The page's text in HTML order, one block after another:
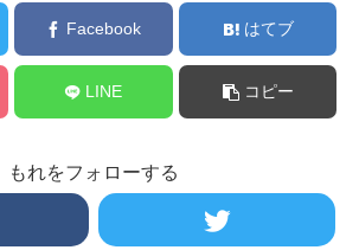
Facebook はてブ
LINE コピー
もれをフォローする